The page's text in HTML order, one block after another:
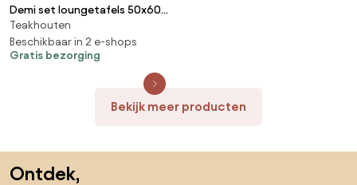
Demi set loungetafels 50x60
cm en 70x80 cm latte Taste
4SO
Teakhouten
Beschikbaar in 2 e-shops
Gratis bezorging
Bekijk meer producten
Ontdek,